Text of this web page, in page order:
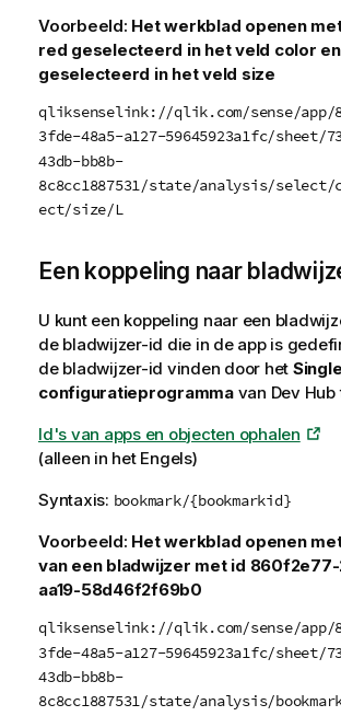
Voorbeeld: Het werkblad openen
red geselecteerd in het veld color
geselecteerd in het veld size
qliksenselink://qlik.com/sense/app/
3fde-48a5-a127-59645923a1fc/sheet/
43db-bb8b-
8c8cc1887531/state/analysis/
ect/size/L
Een koppeling naar
U kunt een koppeling naar een
de bladwijzer-id die in de app is
de bladwijzer-id vinden door het
configuratieprogrammavan Dev Hub
Id's van apps en objecten ophalen
(alleen in het Engels)
Syntaxis: bookmark/{bookmarkid}
Voorbeeld: Het werkblad openen
van een bladwijzer met id
aa19-58d46f2f69b0
qliksenselink://qlik.com/sense/app/
3fde-48a5-a127-59645923a1fc/sheet/
43db-bb8b-
8c8cc1887531/state/analysis/